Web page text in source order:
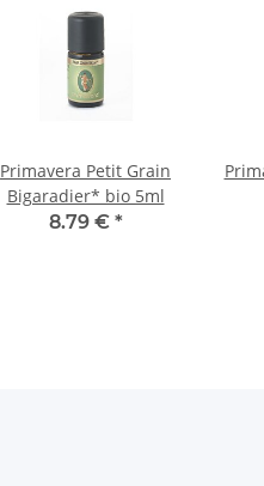
Primavera Petit Grain
Bigaradier* bio 5ml
8.79 € *